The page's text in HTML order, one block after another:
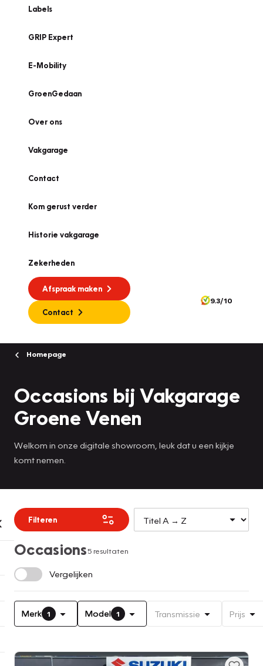
Labels
GRIP Expert
E-Mobility
GroenGedaan
Over ons
Vakgarage
Contact
Kom gerust verder
Historie vakgarage
Zekerheden
Afspraak maken
Contact
9.3/10
Homepage
Occasions bij Vakgarage
Groene Venen
Welkom in onze digitale showroom, leuk dat u een kijkje
komt nemen.
Filteren
Occasions5 resultaten
Vergelijken
Merk 1 Model 1 Transmissie Prijs